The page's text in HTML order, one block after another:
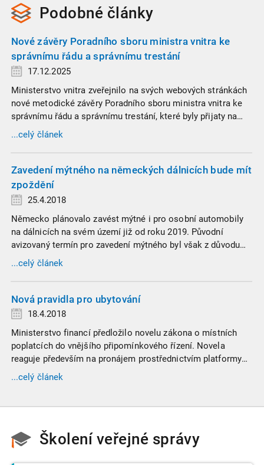
Podobné články
Nové závěry Poradního sboru ministra vnitra ke
správnímu řádu a správnímu trestání
17.12.2025
Ministerstvo vnitra zveřejnilo na svých webových stránkách
nové metodické závěry Poradního sboru ministra vnitra ke
správnímu řádu a správnímu trestání, které byly přijaty na
zasedání dne 7. listopadu 2025.
...celý článek
Zavedení mýtného na německých dálnicích bude mít
zpoždění
25.4.2018
Německo plánovalo zavést mýtné i pro osobní automobily
na dálnicích na svém území již od roku 2019. Původní
avizovaný termín pro zavedení mýtného byl však z důvodu
stále probíhajícího výběrového řízení odložen. Osobní
automobily by tedy měly podléhat mýtnému až od poloviny
která doposud používaní dálnic osobními automobily
neměla zpoplatněno.
...celý článek
Nová pravidla pro ubytování
18.4.2018
Ministerstvo financí předložilo novelu zákona o místních
poplatcích do vnějšího připomínkového řízení. Novela
reaguje především na pronájem prostřednictvím platformy
Airbnb, neboť právě příjmy, které plynou z této platformy
nejsou ve většině případů daněny ani z nich nejsou odváděny
rozmáhající se byznys. Díky novele by tak například hlavní
doposud unikaly z důvodu existující šedé zóny.
...celý článek
Školení veřejné správy